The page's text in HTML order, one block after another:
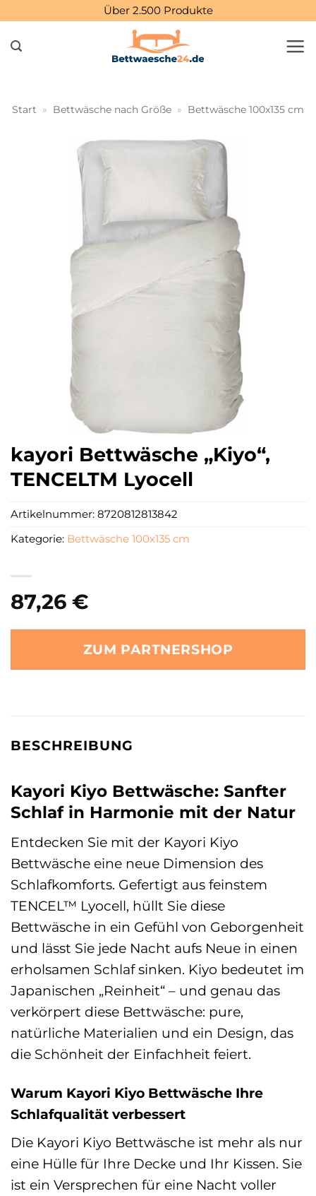
springen
Über 2.500 Produkte
Start » Bettwäsche nach Größe » Bettwäsche 100x135 cm
kayori Bettwäsche „Kiyo“,
TENCELTM Lyocell
87,26 €
ZUM PARTNERSHOP
Artikelnummer: 8720812813842
Kategorie: Bettwäsche 100x135 cm
BESCHREIBUNG
Kayori Kiyo Bettwäsche: Sanfter
Schlaf in Harmonie mit der Natur
Entdecken Sie mit der Kayori Kiyo
Bettwäsche eine neue Dimension des
Schlafkomforts. Gefertigt aus feinstem
TENCEL™ Lyocell, hüllt Sie diese
Bettwäsche in ein Gefühl von Geborgenheit
und lässt Sie jede Nacht aufs Neue in einen
erholsamen Schlaf sinken. Kiyo bedeutet im
Japanischen „Reinheit“ – und genau das
verkörpert diese Bettwäsche: pure,
natürliche Materialien und ein Design, das
die Schönheit der Einfachheit feiert.
Warum Kayori Kiyo Bettwäsche Ihre
Schlafqualität verbessert
Die Kayori Kiyo Bettwäsche ist mehr als nur
eine Hülle für Ihre Decke und Ihr Kissen. Sie
ist ein Versprechen für eine Nacht voller